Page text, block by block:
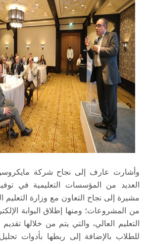
وأشارت عارف إلى نجاح شركة
العديد من المؤسسات التعليمية في
مشيرة إلى نجاح التعاون مع وزارة التعليم
من المشروعات؛ ومنها إطلاق البوابة
التعليم العالي، والتي يتم من خلالها
للطلاب بالإضافة إلى ربطها بأدوات